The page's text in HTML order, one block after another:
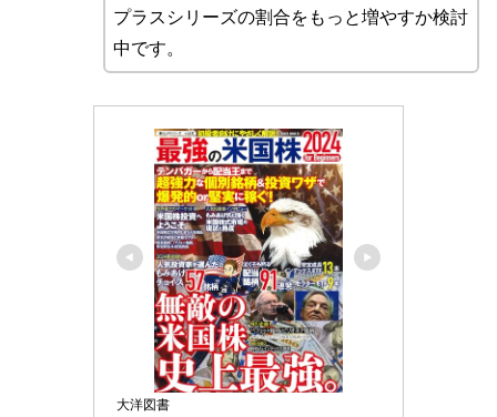
プラスシリーズの割合をもっと増やすか検討
中です。
大洋図書